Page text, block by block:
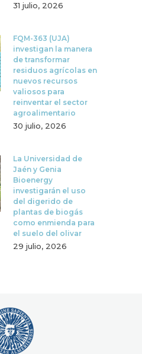
31 julio, 2026
FQM-363 (UJA)
investigan la manera
de transformar
residuos agrícolas en
nuevos recursos
valiosos para
reinventar el sector
agroalimentario
30 julio, 2026
La Universidad de
Jaén y Genia
Bioenergy
investigarán el uso
del digerido de
plantas de biogás
como enmienda para
el suelo del olivar
29 julio, 2026